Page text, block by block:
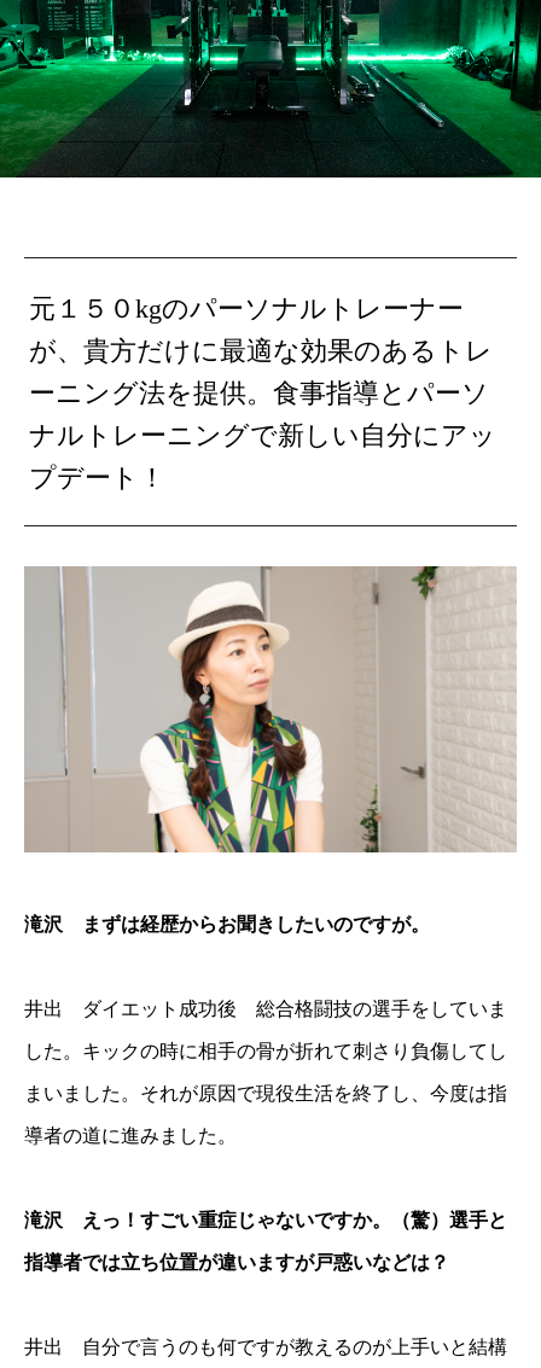
元１５０kgのパーソナルトレーナー
が、貴方だけに最適な効果のあるトレ
ーニング法を提供。食事指導とパーソ
ナルトレーニングで新しい自分にアッ
プデート！
滝沢 まずは経歴からお聞きしたいのですが。
井出 ダイエット成功後 総合格闘技の選手をしていま
した。キックの時に相手の骨が折れて刺さり負傷してし
まいました。それが原因で現役生活を終了し、今度は指
導者の道に進みました。
滝沢 えっ！すごい重症じゃないですか。（驚）選手と
指導者では立ち位置が違いますが戸惑いなどは？
井出 自分で言うのも何ですが教えるのが上手いと結構